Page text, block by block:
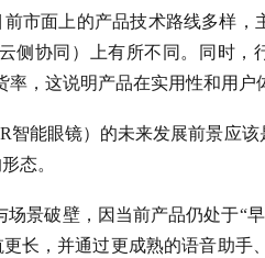
市面上的产品技术路线多样
侧协同）上有所不同。同时
率，这说明产品在实用性和用户
智能眼镜）的未来发展前景应
态。
场景破壁，因当前产品仍处于“
长，并通过更成熟的语音助